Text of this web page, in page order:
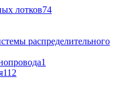
лотков74
распределительного
1
112